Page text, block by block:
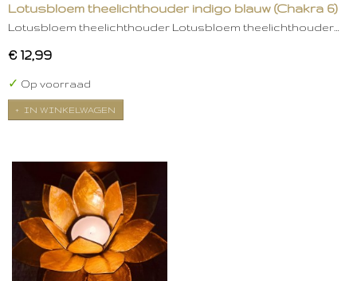
Lotusbloem theelichthouder indigo blauw (Chakra 6)
Lotusbloem theelichthouder Lotusbloem theelichthouder…
€ 12,99
✓ Op voorraad
IN WINKELWAGEN